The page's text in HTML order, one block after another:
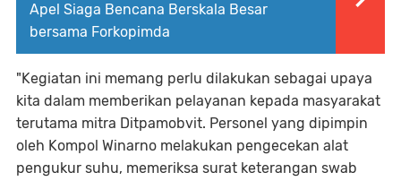
Apel Siaga Bencana Berskala Besar
bersama Forkopimda
"Kegiatan ini memang perlu dilakukan sebagai upaya
kita dalam memberikan pelayanan kepada masyarakat
terutama mitra Ditpamobvit. Personel yang dipimpin
oleh Kompol Winarno melakukan pengecekan alat
pengukur suhu, memeriksa surat keterangan swab